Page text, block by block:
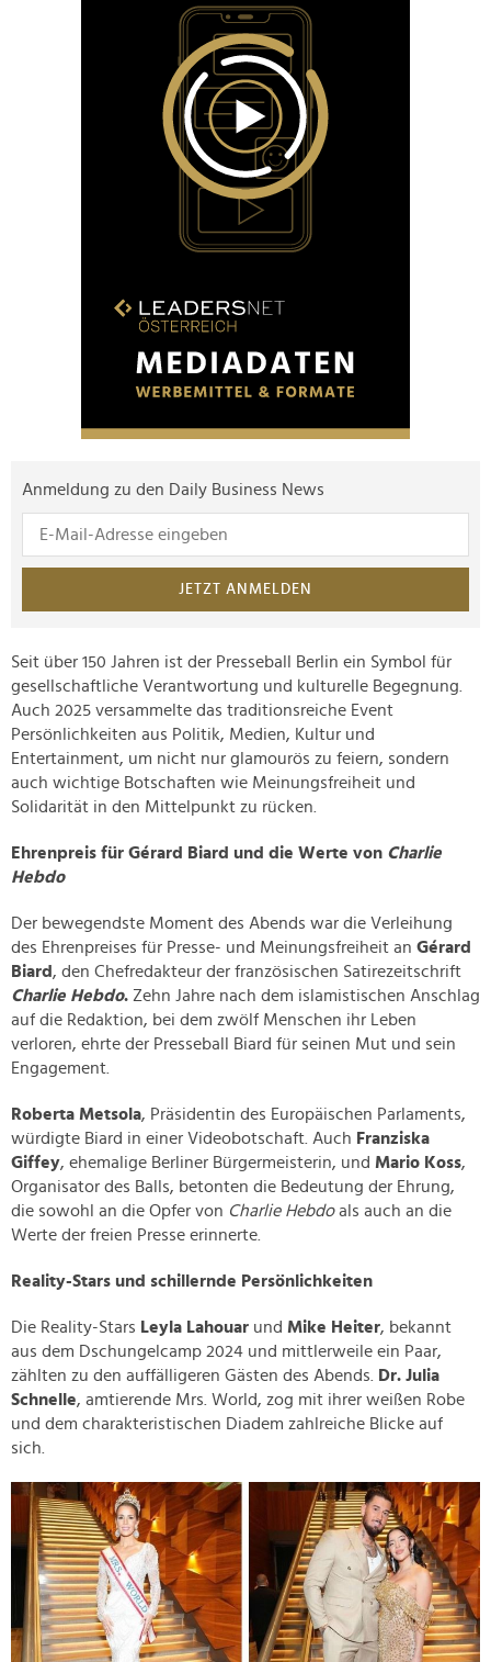
Anmeldung zu den Daily Business News
JETZT ANMELDEN
Seit über 150 Jahren ist der Presseball Berlin ein Symbol für
gesellschaftliche Verantwortung und kulturelle Begegnung.
Auch 2025 versammelte das traditionsreiche Event
Persönlichkeiten aus Politik, Medien, Kultur und
Entertainment, um nicht nur glamourös zu feiern, sondern
auch wichtige Botschaften wie Meinungsfreiheit und
Solidarität in den Mittelpunkt zu rücken.
Ehrenpreis für Gérard Biard und die Werte von Charlie
Hebdo
Der bewegendste Moment des Abends war die Verleihung
des Ehrenpreises für Presse- und Meinungsfreiheit an Gérard
Biard , den Chefredakteur der französischen Satirezeitschrift
Charlie Hebdo. Zehn Jahre nach dem islamistischen Anschlag
auf die Redaktion, bei dem zwölf Menschen ihr Leben
verloren, ehrte der Presseball Biard für seinen Mut und sein
Engagement.
Roberta Metsola, Präsidentin des Europäischen Parlaments,
würdigte Biard in einer Videobotschaft. Auch Franziska
Giffey, ehemalige Berliner Bürgermeisterin, und Mario Koss,
Organisator des Balls, betonten die Bedeutung der Ehrung,
die sowohl an die Opfer von Charlie Hebdoals auch an die
Werte der freien Presse erinnerte.
Reality-Stars und schillernde Persönlichkeiten
Die Reality-Stars Leyla Lahouar und Mike Heiter, bekannt
aus dem Dschungelcamp 2024 und mittlerweile ein Paar,
zählten zu den auffälligeren Gästen des Abends.
Dr. Julia
Schnelle, amtierende Mrs. World, zog mit ihrer weißen Robe
und dem charakteristischen Diadem zahlreiche Blicke auf
sich.